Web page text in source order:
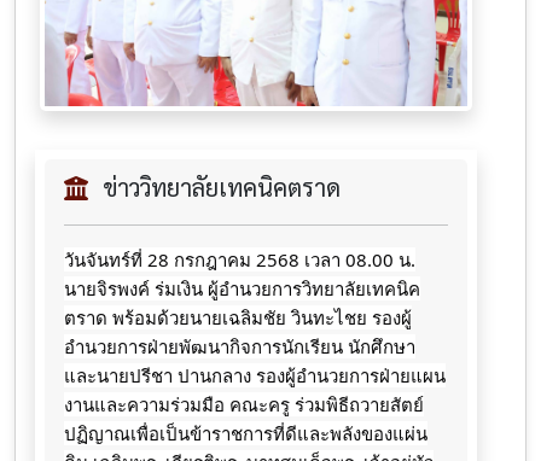
ข่าววิทยาลัยเทคนิคตราด
วันจันทร์ที่​ 28​ กรกฎาคม​ 2568​ เวลา​ 08.00 น.​
นายจิ​รพ​งค์​ ร่มเง​ิน​ ผู้​อำนวยการ​วิทยาลัย​เทคนิค​
ตราด​ พร้อมด้วยนายเฉลิมชัย วินทะไชย รองผู้
อำนวยการฝ่ายพัฒนากิจการนักเรียน นักศึกษา
และนายปรีชา ปานกลาง รองผู้อำนวยการฝ่ายแผน
งานและความร่วมมือ คณะครู ร่วมพิธีถวาย​สัตย์​
ปฏิญาณ​เพื่อ​เป็น​ข้าราชการ​ที่​ดี​และ​พลังของ​แผ่น